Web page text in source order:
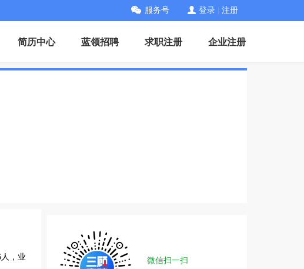
服务号 登录 注册
简历中心 蓝领招聘 求职注册 企业注册
，业 微信扫一扫